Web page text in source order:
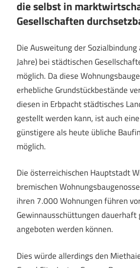
die selbst in
Gesellschaften
Die Ausweitung der
Jahre) bei städtischen
möglich. Da diese
erhebliche Grundstückbestände
diesen in Erbpacht städtisches
gestellt werden kann, ist auch
günstigere als heute übliche
möglich.
Die österreichischen Hauptstadt
bremischen
ihren 7.000 Wohnungen führen
Gewinnausschüttungen
angeboten werden können.
Dies würde allerdings den